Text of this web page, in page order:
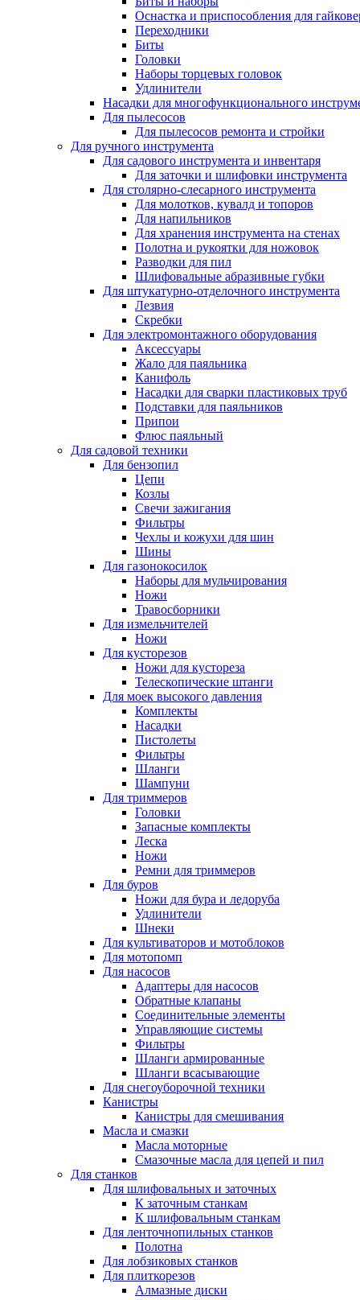
Оснастка и приспособления для
Переходники
Биты
Головки
Наборы торцевых головок
Удлинители
Насадки для многофункционального
Для пылесосов
Для пылесосов ремонта и стройки
Для ручного инструмента
Для садового инструмента и инвентаря
Для заточки и шлифовки инструмента
Для столярно-слесарного инструмента
Для молотков, кувалд и топоров
Для напильников
Для хранения инструмента на стенах
Полотна и рукоятки для ножовок
Разводки для пил
Шлифовальные абразивные губки
Для штукатурно-отделочного инструмента
Лезвия
Скребки
Для электромонтажного оборудования
Аксессуары
Жало для паяльника
Канифоль
Насадки для сварки пластиковых труб
Подставки для паяльников
Припои
Флюс паяльный
Для садовой техники
Для бензопил
Цепи
Козлы
Свечи зажигания
Фильтры
Чехлы и кожухи для шин
Шины
Для газонокосилок
Наборы для мульчирования
Ножи
Травосборники
Для измельчителей
Ножи
Для кусторезов
Ножи для кустореза
Телескопические штанги
Для моек высокого давления
Комплекты
Насадки
Пистолеты
Фильтры
Шланги
Шампуни
Для триммеров
Головки
Запасные комплекты
Леска
Ножи
Ремни для триммеров
Для буров
Ножи для бура и ледоруба
Удлинители
Шнеки
Для культиваторов и мотоблоков
Для мотопомп
Для насосов
Адаптеры для насосов
Обратные клапаны
Соединительные элементы
Управляющие системы
Фильтры
Шланги армированные
Шланги всасывающие
Для снегоуборочной техники
Канистры
Канистры для смешивания
Масла и смазки
Масла моторные
Смазочные масла для цепей и пил
Для станков
Для шлифовальных и заточных
К заточным станкам
К шлифовальным станкам
Для ленточнопильных станков
Полотна
Для лобзиковых станков
Для плиткорезов
Алмазные диски